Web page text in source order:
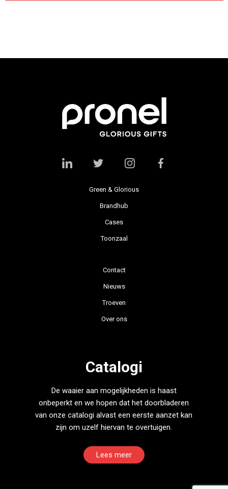
Green & Glorious
Brandhub
Cases
Toonzaal
Contact
Nieuws
Troeven
Over ons
Catalogi
De waaier aan mogelijkheden is haast
onbeperkt en we hopen dat het doorbladeren
van onze catalogi alvast een eerste aanzet kan
zijn om uzelf hiervan te overtuigen.
Lees meer